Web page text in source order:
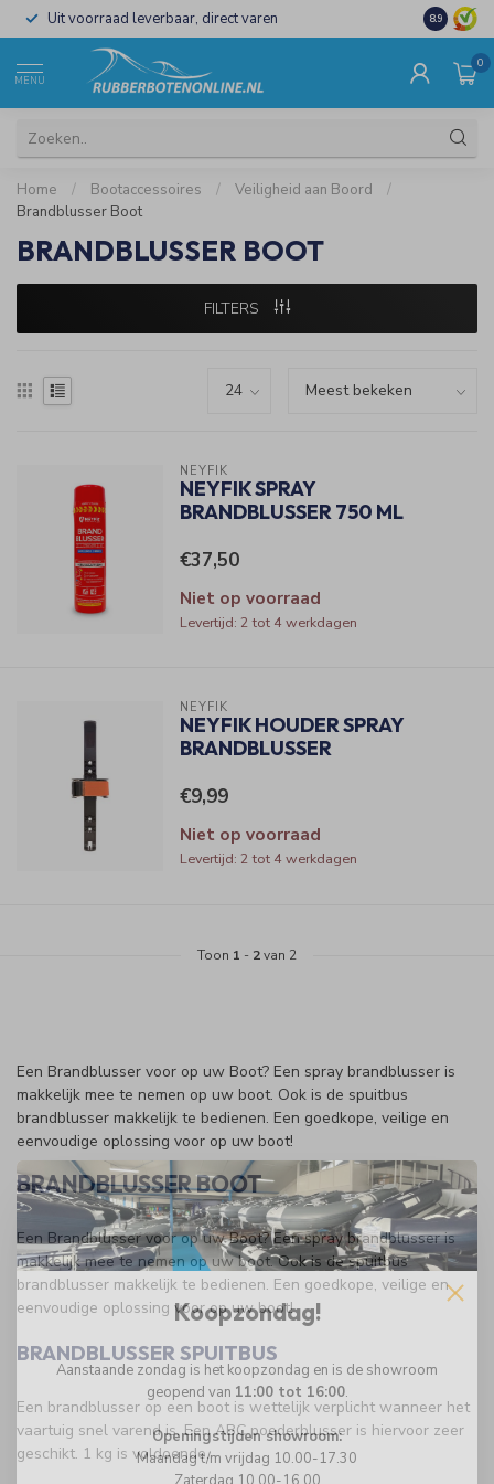
Uit voorraad leverbaar, direct varen Al 15 jaar
8.9
MENU
0
Home / Bootaccessoires / Veiligheid aan Boord
/
Brandblusser Boot
BRANDBLUSSER BOOT
FILTERS
NEYFIK
NEYFIK SPRAY
BRANDBLUSSER 750 ML
€37,50
Niet op voorraad
Levertijd: 2 tot 4 werkdagen
NEYFIK
NEYFIK HOUDER SPRAY
BRANDBLUSSER
€9,99
Niet op voorraad
Levertijd: 2 tot 4 werkdagen
Toon 1 - 2van 2
Een Brandblusser voor op uw Boot? Een spray brandblusser is
makkelijk mee te nemen op uw boot. Ook is de spuitbus
brandblusser makkelijk te bedienen. Een goedkope, veilige en
eenvoudige oplossing voor op uw boot!
BRANDBLUSSER BOOT
Een Brandblusser voor op uw Boot? Een spray brandblusser is
makkelijk mee te nemen op uw boot. Ook is de spuitbus
brandblusser makkelijk te bedienen. Een goedkope, veilige en
eenvoudige oplossing voor op uw boot!
BRANDBLUSSER SPUITBUS
Een brandblusser op een boot is wettelijk verplicht wanneer het
vaartuig snel varend is. Een ABC poederblusser is hiervoor zeer
geschikt. 1 kg is voldoende.
Koopzondag!
Aanstaande zondag is het koopzondag en is de showroom
geopend van 11:00 tot 16:00.
Openingstijden showroom:
Maandag t/m vrijdag 10.00-17.30